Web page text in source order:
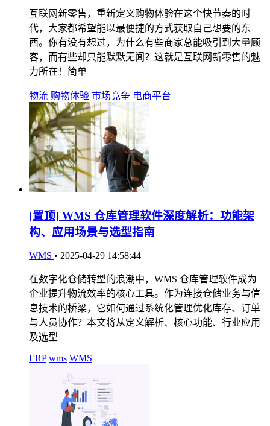
互联网新零售，重新定义购物体验在这个快节奏的时
代，大家都希望能以最便捷的方式获取自己想要的东
西。你有没有想过，为什么有些商家总能吸引到大量顾
客，而有些却只能默默无闻？这就是互联网新零售的魅
力所在！简单
物流 购物体验 市场竞争 电商平台
[置顶] WMS 仓库管理软件深度解析：功能架
构、应用场景与选型指南
WMS • 2025-04-29 14:58:44
在数字化仓储转型的浪潮中，WMS 仓库管理软件成为
企业提升物流效率的核心工具。作为连接仓储业务与信
息技术的桥梁，它如何通过系统化管理优化库存、订单
与人员协作？本文将从定义解析、核心功能、行业应用
及选型
ERP wms WMS